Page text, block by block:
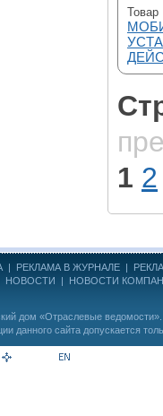
Товар
1 2
| РЕКЛАМА В ЖУРНАЛЕ |
НОВОСТИ | НОВОСТИ
дом «Отраслевые ведомости»
данного сайта допускается